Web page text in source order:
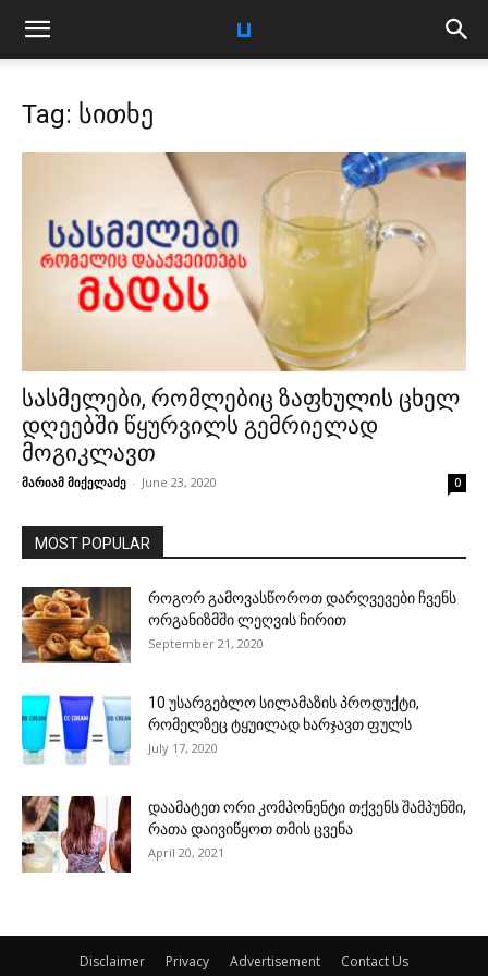
Tag: სითხე
სასმელები, რომლებიც ზაფხულის ცხელ
დღეებში წყურვილს გემრიელად
მოგიკლავთ
მარიამ მიქელაძე - June 23, 2020 0
MOST POPULAR
როგორ გამოვასწოროთ დარღვევები ჩვენს
ორგანიზმში ლეღვის ჩირით
September 21, 2020
10 უსარგებლო სილამაზის პროდუქტი,
რომელზეც ტყუილად ხარჯავთ ფულს
July 17, 2020
დაამატეთ ორი კომპონენტი თქვენს შამპუნში,
რათა დაივიწყოთ თმის ცვენა
April 20, 2021
Disclaimer Privacy Advertisement Contact Us